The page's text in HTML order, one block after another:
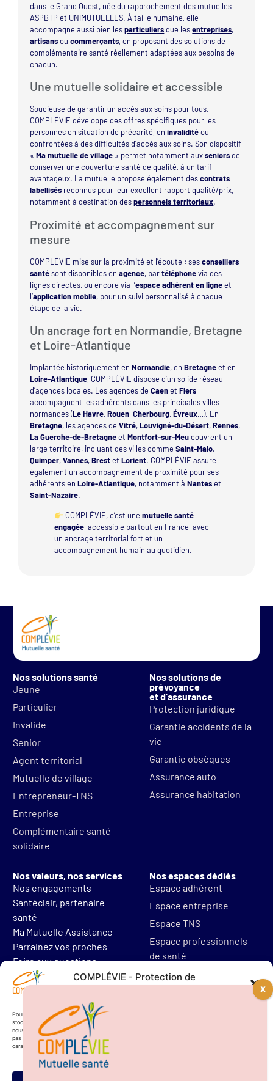
COMPLÉVIE - Protection de
Pour offrir les meilleures expériences, nous utilisons des technologies telles que les cookies pour
stocker et/ou accéder aux informations des appareils. Le fait de consentir à ces technologies
nous permettra de traiter des données telles que le comportement de navigation. Le fait de ne
pas consentir ou de retirer son consentement peut avoir un effet négatif sur certaines
caractéristiques et fonctions.
dans le Grand Ouest, née du rapprochement des mutuelles
ASPBTP et UNIMUTUELLES. À taille humaine, elle
accompagne aussi bien lesparticuliersque lesentreprises,
artisansoucommerçants, en proposant des solutions de
complémentaire santé réellement adaptées aux besoins de
chacun.
Une mutuelle solidaire et accessible
Soucieuse de garantir un accès aux soins pour tous,
COMPLÉVIE développe des offres spécifiques pour les
personnes en situation de précarité, eninvaliditéou
confrontées à des difficultés d’accès aux soins. Son dispositif
«Ma mutuelle de village » permet notamment auxseniorsde
conserver une couverture santé de qualité, à un tarif
avantageux. La mutuelle propose également descontrats
labellisés reconnus pour leur excellent rapport qualité/prix,
notamment à destination despersonnels territoriaux.
Proximité et accompagnement sur
mesure
COMPLÉVIE mise sur la proximité et l’écoute : sesconseillers
santésont disponibles enagence, partéléphonevia des
lignes directes, ou encore via l’espace adhérent en ligneet
l’application mobile, pour un suivi personnalisé à chaque
étape de la vie.
Un ancrage fort en Normandie, Bretagne
et Loire-Atlantique
Implantée historiquement enNormandie, enBretagneet en
Loire-Atlantique, COMPLÉVIE dispose d’un solide réseau
d’agences locales. Les agences deCaenetFlers
accompagnent les adhérents dans les principales villes
normandes (Le Havre,Rouen,Cherbourg,Évreux…). En
Bretagne, les agences deVitré,Louvigné-du-Désert,Rennes,
La Guerche-de-BretagneetMontfort-sur-Meucouvrent un
large territoire, incluant des villes commeSaint-Malo,
Quimper,Vannes,BrestetLorient. COMPLÉVIE assure
également un accompagnement de proximité pour ses
adhérents enLoire-Atlantique, notamment àNanteset
Saint-Nazaire.
COMPLÉVIE, c’est une mutuelle santé
engagée, accessible partout en France, avec
un ancrage territorial fort et un
accompagnement humain au quotidien.
Nos solutions santé
Jeune
Particulier
Invalide
Senior
Agent territorial
Mutuelle de village
Entrepreneur-TNS
Entreprise
Complémentaire santé
solidaire
Nos solutions de
prévoyance
et d’assurance
Protection juridique
Garantie accidents de la
vie
Garantie obsèques
Assurance auto
Assurance habitation
Nos valeurs, nos services
Nos engagements
Santéclair, partenaire
santé
Ma Mutuelle Assistance
Parrainez vos proches
Foire aux questions
Nos espaces dédiés
Espace adhérent
Espace entreprise
Espace TNS
Espace professionnels
de santé
Mentions légales
Protections des données